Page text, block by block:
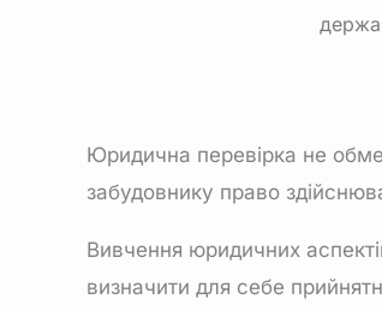
Юридична перевірка не
забудовнику право
Вивчення юридичних
визначити для себе